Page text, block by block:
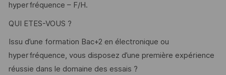
hyperfréquence – F/H.
QUI ETES-VOUS ?
Issu d’une formation Bac+2 en électronique ou
hyperfréquence, vous disposez d’une première expérience
réussie dans le domaine des essais ?